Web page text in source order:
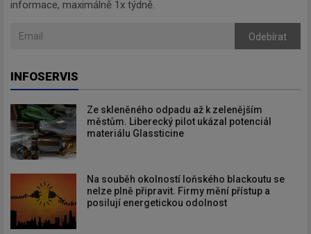
informace, maximálně 1x týdně.
Odebírat
INFOSERVIS
Ze skleněného odpadu až k zelenějším
městům. Liberecký pilot ukázal potenciál
materiálu Glassticine
Na souběh okolností loňského blackoutu se
nelze plně připravit. Firmy mění přístup a
posilují energetickou odolnost